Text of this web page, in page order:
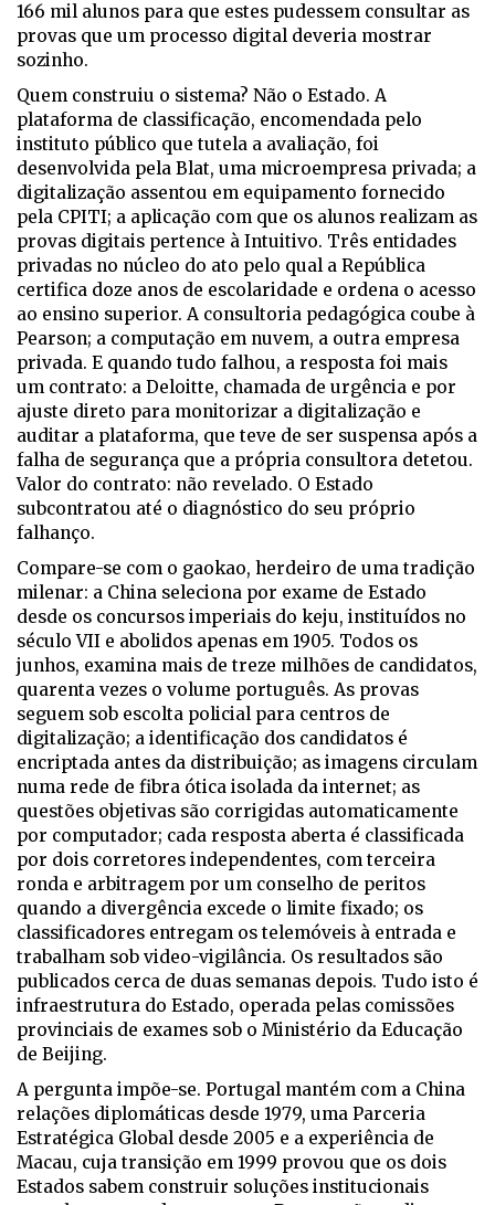
166 mil alunos para que estes pudessem consultar as
provas que um processo digital deveria mostrar
sozinho.
Quem construiu o sistema? Não o Estado. A
plataforma de classificação, encomendada pelo
instituto público que tutela a avaliação, foi
desenvolvida pela Blat, uma microempresa privada; a
digitalização assentou em equipamento fornecido
pela CPITI; a aplicação com que os alunos realizam as
provas digitais pertence à Intuitivo. Três entidades
privadas no núcleo do ato pelo qual a República
certifica doze anos de escolaridade e ordena o acesso
ao ensino superior. A consultoria pedagógica coube à
Pearson; a computação em nuvem, a outra empresa
privada. E quando tudo falhou, a resposta foi mais
um contrato: a Deloitte, chamada de urgência e por
ajuste direto para monitorizar a digitalização e
auditar a plataforma, que teve de ser suspensa após a
falha de segurança que a própria consultora detetou.
Valor do contrato: não revelado. O Estado
subcontratou até o diagnóstico do seu próprio
falhanço.
Compare-se com o gaokao, herdeiro de uma tradição
milenar: a China seleciona por exame de Estado
desde os concursos imperiais do keju, instituídos no
século VII e abolidos apenas em 1905. Todos os
junhos, examina mais de treze milhões de candidatos,
quarenta vezes o volume português. As provas
seguem sob escolta policial para centros de
digitalização; a identificação dos candidatos é
encriptada antes da distribuição; as imagens circulam
numa rede de fibra ótica isolada da internet; as
questões objetivas são corrigidas automaticamente
por computador; cada resposta aberta é classificada
por dois corretores independentes, com terceira
ronda e arbitragem por um conselho de peritos
quando a divergência excede o limite fixado; os
classificadores entregam os telemóveis à entrada e
trabalham sob video-vigilância. Os resultados são
publicados cerca de duas semanas depois. Tudo isto é
infraestrutura do Estado, operada pelas comissões
provinciais de exames sob o Ministério da Educação
de Beijing.
A pergunta impõe-se. Portugal mantém com a China
relações diplomáticas desde 1979, uma Parceria
Estratégica Global desde 2005 e a experiência de
Macau, cuja transição em 1999 provou que os dois
Estados sabem construir soluções institucionais